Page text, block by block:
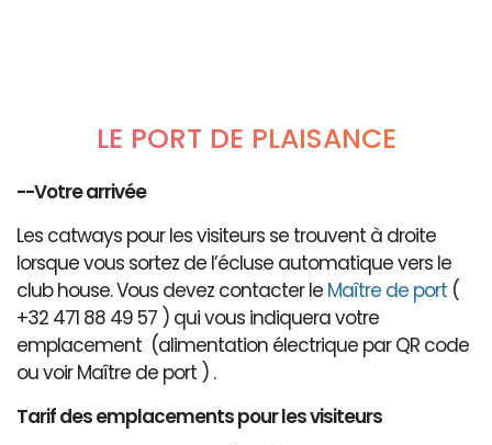
LE PORT DE PLAISANCE
--Votre arrivée
Les catways pour les visiteurs se trouvent à droite
lorsque vous sortez de l’écluse automatique vers le
club house. Vous devez contacter le Maître de port (
+32 471 88 49 57 ) qui vous indiquera votre
emplacement (alimentation électrique par QR code
ou voir Maître de port ) .
Tarif des emplacements pour les visiteurs